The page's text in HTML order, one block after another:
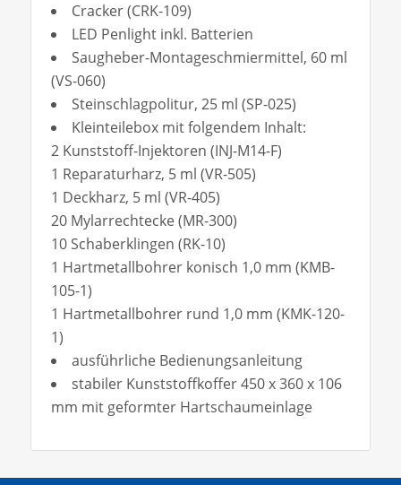
Cracker (CRK-109)
LED Penlight inkl. Batterien
Saugheber-Montageschmiermittel, 60 ml
(VS-060)
Steinschlagpolitur, 25 ml (SP-025)
Kleinteilebox mit folgendem Inhalt:
2 Kunststoff-Injektoren (INJ-M14-F)
1 Reparaturharz, 5 ml (VR-505)
1 Deckharz, 5 ml (VR-405)
20 Mylarrechtecke (MR-300)
10 Schaberklingen (RK-10)
1 Hartmetallbohrer konisch 1,0 mm (KMB-
105-1)
1 Hartmetallbohrer rund 1,0 mm (KMK-120-
1)
ausführliche Bedienungsanleitung
stabiler Kunststoffkoffer 450 x 360 x 106
mm mit geformter Hartschaumeinlage